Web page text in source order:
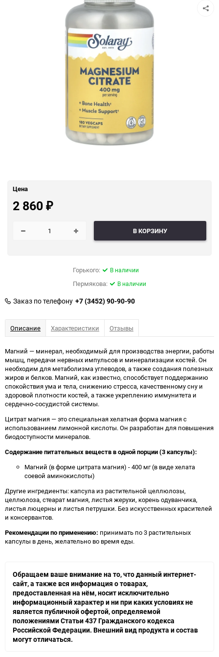
Цена
2 860 ₽
В КОРЗИНУ
Горького: В наличии
Пермякова: В наличии
Заказ по телефону +7 (3452) 90-90-90
Описание Характеристики Отзывы
Магний — минерал, необходимый для производства энергии, работы
мышц, передачи нервных импульсов и минерализации костей. Он
необходим для метаболизма углеводов, а также создания полезных
жиров и белков. Магний, как известно, способствует поддержанию
спокойствия ума и тела, снижению стресса, качественному сну и
здоровой плотности костей, а также укреплению иммунитета и
сердечно-сосудистой системы.
Цитрат магния — это специальная хелатная форма магния с
использованием лимонной кислоты. Он разработан для повышения
биодоступности минералов.
Содержание питательных веществ в одной порции (3 капсулы):
Магний (в форме цитрата магния) - 400 мг (в виде хелата
соевой аминокислоты)
Другие ингредиенты: капсула из растительной целлюлозы,
целлюлоза, стеарат магния, листья жерухи, корень одуванчика,
листья люцерны и листья петрушки. Без искусственных красителей
и консервантов.
Рекомендации по применению: принимать по 3 растительных
капсулы в день, желательно во время еды.
Обращаем ваше внимание на то, что данный интернет-
сайт, а также вся информация о товарах,
предоставленная на нём, носит исключительно
информационный характер и ни при каких условиях не
является публичной офертой, определяемой
положениями Статьи 437 Гражданского кодекса
Российской Федерации. Внешний вид продукта и состав
могут отличаться.